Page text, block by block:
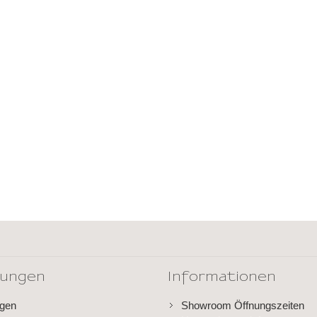
Informationen
Showroom Öffnungszeiten